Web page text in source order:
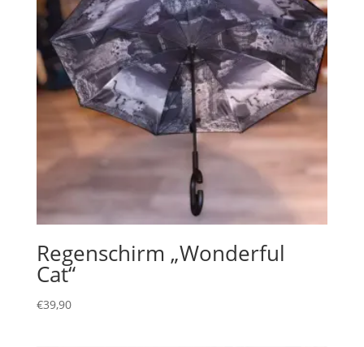
Regenschirm „Wonderful
Cat“
€39,90